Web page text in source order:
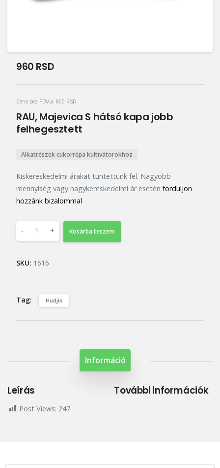
960 RSD
Cena bez PDV-a: 800 RSD
RAU, Majevica S hátsó kapa jobb
felhegesztett
Alkatrészek cukorrépa kultivátorokhoz
Kiskereskedelmi árakat tüntettünk fel. Nagyobb
mennyiség vagy nagykereskedelmi ár esetén forduljon
hozzánk bizalommal
- + Kosárba teszem
SKU: 1616
Tag: Hudjik
Információ
Leírás
Post Views: 247
További információk